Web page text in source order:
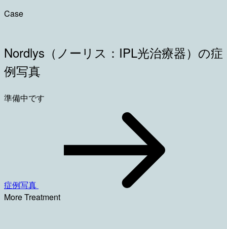
Case
Nordlys（ノーリス：IPL光治療器）の症
例写真
準備中です
症例写真
More Treatment